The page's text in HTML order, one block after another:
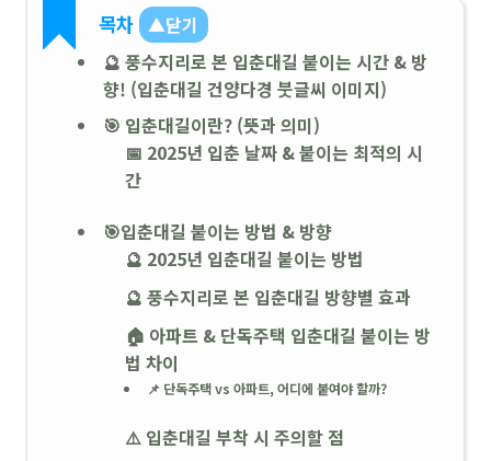
목차 ▲닫기
🔮 풍수지리로 본 입춘대길 붙이는 시간 & 방
향! (입춘대길 건양다경 붓글씨 이미지)
🎯 입춘대길이란? (뜻과 의미)
📅 2025년 입춘 날짜 & 붙이는 최적의 시
간
🎯입춘대길 붙이는 방법 & 방향
🔮 2025년 입춘대길 붙이는 방법
🔮 풍수지리로 본 입춘대길 방향별 효과
🏠 아파트 & 단독주택 입춘대길 붙이는 방
법 차이
📌 단독주택 vs 아파트, 어디에 붙여야 할까?
⚠️ 입춘대길 부착 시 주의할 점